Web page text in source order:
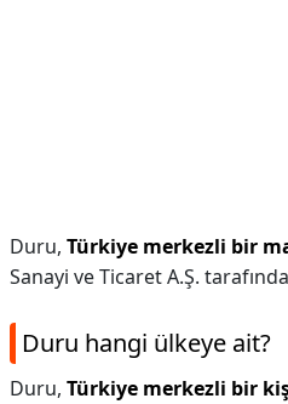
Duru, Türkiye merkezli bir
Sanayi ve Ticaret A.Ş.
Duru hangi ülkeye ait?
Duru, Türkiye merkezli bir